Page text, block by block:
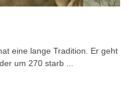
eine lange Tradition. Er geht
um 270 starb ...